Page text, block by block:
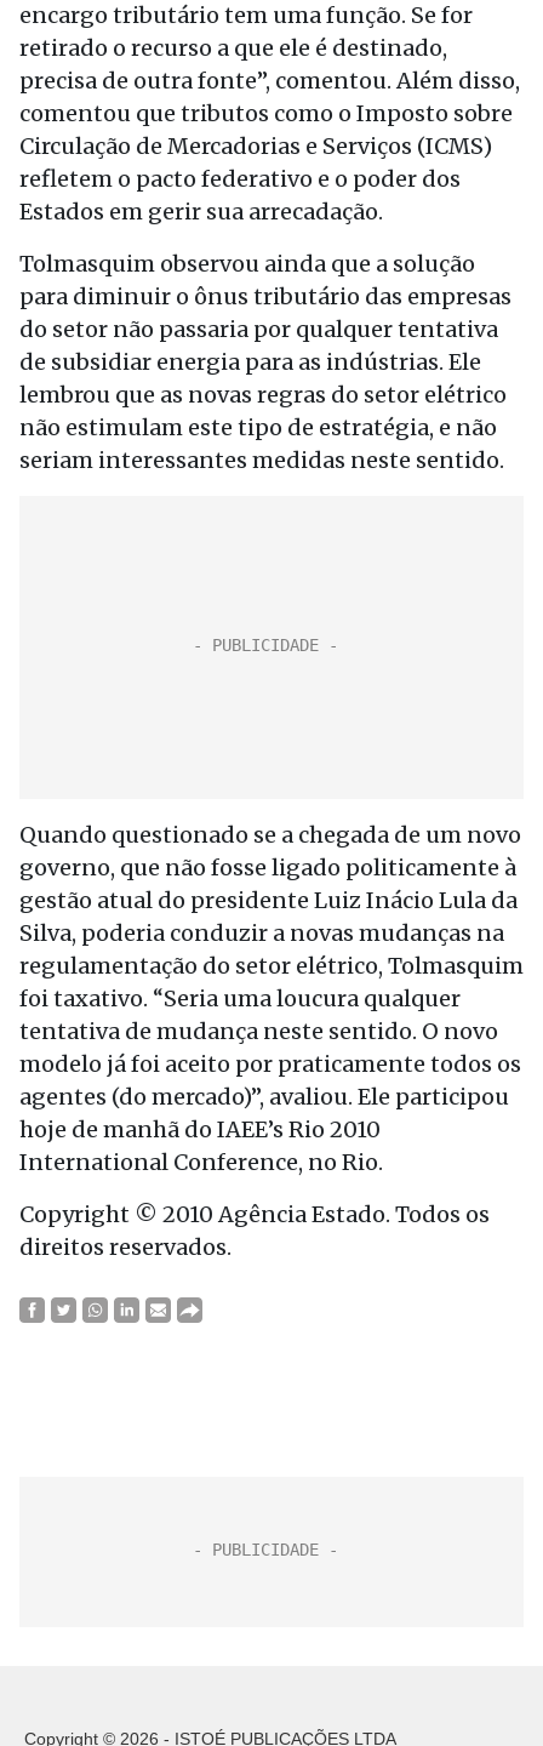
encargo tributário tem uma função. Se for
retirado o recurso a que ele é destinado,
precisa de outra fonte”, comentou. Além disso,
comentou que tributos como o Imposto sobre
Circulação de Mercadorias e Serviços (ICMS)
refletem o pacto federativo e o poder dos
Estados em gerir sua arrecadação.
Tolmasquim observou ainda que a solução
para diminuir o ônus tributário das empresas
do setor não passaria por qualquer tentativa
de subsidiar energia para as indústrias. Ele
lembrou que as novas regras do setor elétrico
não estimulam este tipo de estratégia, e não
seriam interessantes medidas neste sentido.
Quando questionado se a chegada de um novo
governo, que não fosse ligado politicamente à
gestão atual do presidente Luiz Inácio Lula da
Silva, poderia conduzir a novas mudanças na
regulamentação do setor elétrico, Tolmasquim
foi taxativo. “Seria uma loucura qualquer
tentativa de mudança neste sentido. O novo
modelo já foi aceito por praticamente todos os
agentes (do mercado)”, avaliou. Ele participou
hoje de manhã do IAEE’s Rio 2010
International Conference, no Rio.
Copyright © 2010 Agência Estado. Todos os
direitos reservados.
Copyright © 2026 - ISTOÉ PUBLICAÇÕES LTDA